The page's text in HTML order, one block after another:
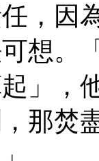
，因
想。
」，
那焚